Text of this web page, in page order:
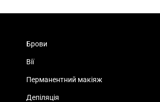
Брови
Вії
Перманентний макіяж
Депіляція